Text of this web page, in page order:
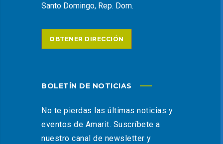
Santo Domingo, Rep. Dom.
OBTENER DIRECCIÓN
BOLETÍN DE NOTICIAS
No te pierdas las últimas noticias y
eventos de Amarit. Suscríbete a
nuestro canal de newsletter y